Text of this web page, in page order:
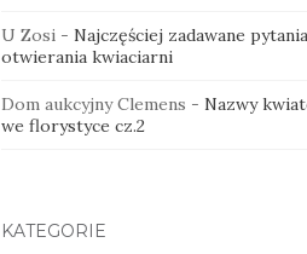
U Zosi- Najczęściej zadawane
otwierania kwiaciarni
Dom aukcyjny Clemens - Nazwy
we florystyce cz.2
KATEGORIE